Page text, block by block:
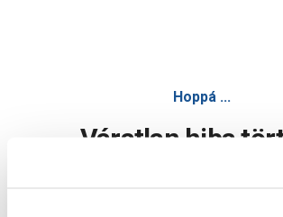
Hoppá ...
Váratlan hiba